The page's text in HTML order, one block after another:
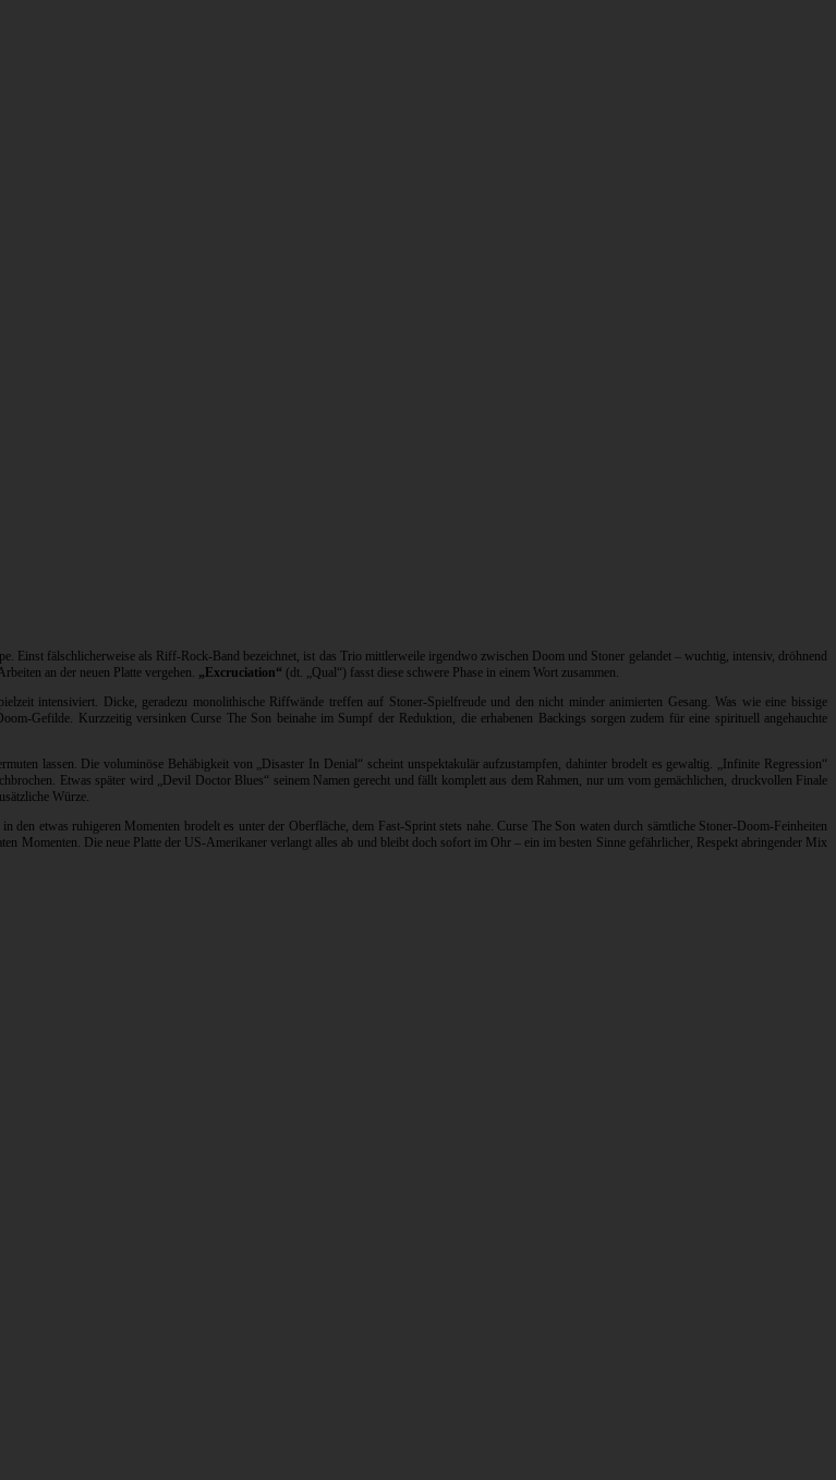
Einst fälschlicherweise als Riff-Rock-Band bezeichnet, ist das Trio mittlerweile irgendwo zwischen Doom und Stoner gelandet – wuchtig, intensiv, dröhnend
an der neuen Platte vergehen. „Excruciation“ (dt. „Qual“) fasst diese schwere Phase in einem Wort zusammen.
intensiviert. Dicke, geradezu monolithische Riffwände treffen auf Stoner-Spielfreude und den nicht minder animierten Gesang. Was wie eine bissige
Gefilde. Kurzzeitig versinken Curse The Son beinahe im Sumpf der Reduktion, die erhabenen Backings sorgen zudem für eine spirituell angehauchte
lassen. Die voluminöse Behäbigkeit von „Disaster In Denial“ scheint unspektakulär aufzustampfen, dahinter brodelt es gewaltig. „Infinite Regression“
Etwas später wird „Devil Doctor Blues“ seinem Namen gerecht und fällt komplett aus dem Rahmen, nur um vom gemächlichen, druckvollen Finale
Würze.
etwas ruhigeren Momenten brodelt es unter der Oberfläche, dem Fast-Sprint stets nahe. Curse The Son waten durch sämtliche Stoner-Doom-Feinheiten
Momenten. Die neue Platte der US-Amerikaner verlangt alles ab und bleibt doch sofort im Ohr – ein im besten Sinne gefährlicher, Respekt abringender Mix